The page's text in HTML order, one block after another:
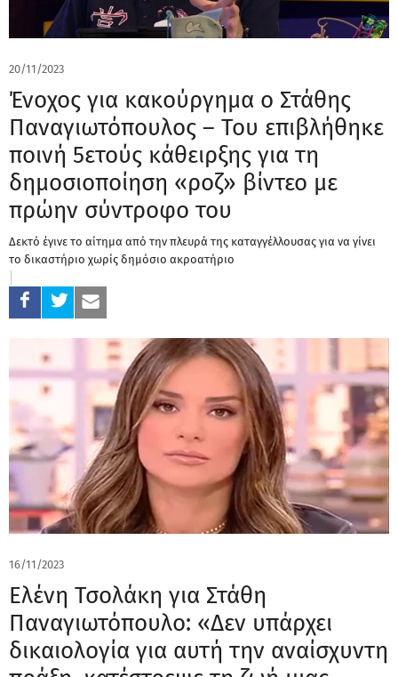
20/11/2023
Ένοχος για κακούργημα ο Στάθης
Παναγιωτόπουλος – Του επιβλήθηκε
ποινή 5ετούς κάθειρξης για τη
δημοσιοποίηση «ροζ» βίντεο με
πρώην σύντροφο του
Δεκτό έγινε το αίτημα από την πλευρά της καταγγέλλουσας για να γίνει
το δικαστήριο χωρίς δημόσιο ακροατήριο
16/11/2023
Ελένη Τσολάκη για Στάθη
Παναγιωτόπουλο: «Δεν υπάρχει
δικαιολογία για αυτή την αναίσχυντη